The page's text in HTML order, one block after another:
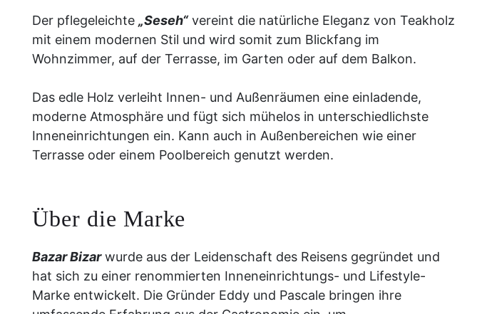
Der pflegeleichte „Seseh“ vereint die natürliche Eleganz von Teakholz
mit einem modernen Stil und wird somit zum Blickfang im
Wohnzimmer, auf der Terrasse, im Garten oder auf dem Balkon.
Das edle Holz verleiht Innen- und Außenräumen eine einladende,
moderne Atmosphäre und fügt sich mühelos in unterschiedlichste
Inneneinrichtungen ein. Kann auch in Außenbereichen wie einer
Terrasse oder einem Poolbereich genutzt werden.
Über die Marke
Bazar Bizarwurde aus der Leidenschaft des Reisens gegründet und
hat sich zu einer renommierten Inneneinrichtungs- und Lifestyle-
Marke entwickelt. Die Gründer Eddy und Pascale bringen ihre